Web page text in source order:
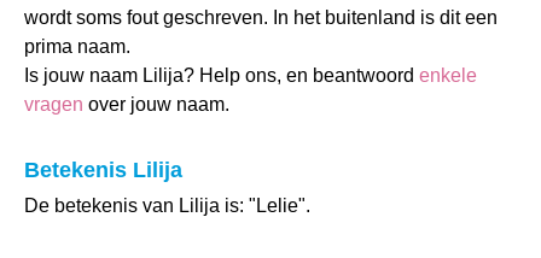
wordt soms fout geschreven. In het buitenland is dit een
prima naam.
Is jouw naam Lilija? Help ons, en beantwoord enkele
vragen over jouw naam.
Betekenis Lilija
De betekenis van Lilija is: "Lelie".